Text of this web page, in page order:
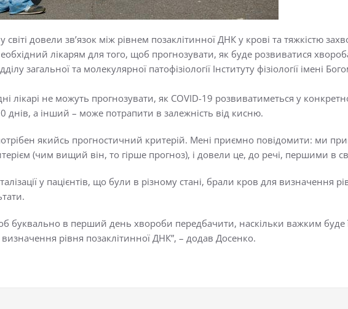
світі довели зв’язок між рівнем позаклітинної ДНК у крові та тяжкістю
лікарям для того, щоб прогнозувати, як буде розвиватися
загальної та молекулярної патофізіології Інституту фізіології імені
лікарі не можуть прогнозувати, як COVID-19 розвиватиметься у
днів, а інший – може потрапити в залежність від кисню.
якийсь прогностичний критерій. Мені приємно повідомити: ми
(чим вищий він, то гірше прогноз), і довели це, до речі, першими в
у пацієнтів, що були в різному стані, брали кров для визначення
в перший день хвороби передбачити, наскільки важким буде її
рівня позаклітинної ДНК”, – додав Досенко.